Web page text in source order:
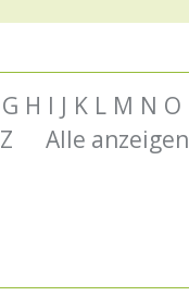
G H I J K L M N O
Z
Alle anzeigen